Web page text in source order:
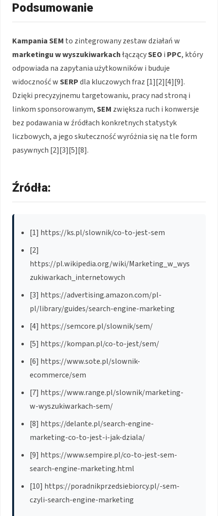
Podsumowanie
Kampania SEM to zintegrowany zestaw działań w
marketingu w wyszukiwarkachłączącySEOi PPC, który
odpowiada na zapytania użytkowników i buduje
widoczność wSERPdla kluczowych fraz [1][2][4][9].
Dzięki precyzyjnemu targetowaniu, pracy nad stroną i
linkom sponsorowanym,SEM zwiększa ruch i konwersje
bez podawania w źródłach konkretnych statystyk
liczbowych, a jego skuteczność wyróżnia się na tle form
pasywnych [2][3][5][8].
Źródła:
[1] https://ks.pl/slownik/co-to-jest-sem
[2]
https://pl.wikipedia.org/wiki/Marketing_w_wys
zukiwarkach_internetowych
[3] https://advertising.amazon.com/pl-
pl/library/guides/search-engine-marketing
[4] https://semcore.pl/slownik/sem/
[5] https://kompan.pl/co-to-jest/sem/
[6] https://www.sote.pl/slownik-
ecommerce/sem
[7] https://www.range.pl/slownik/marketing-
w-wyszukiwarkach-sem/
[8] https://delante.pl/search-engine-
marketing-co-to-jest-i-jak-dziala/
[9] https://www.sempire.pl/co-to-jest-sem-
search-engine-marketing.html
[10] https://poradnikprzedsiebiorcy.pl/-sem-
czyli-search-engine-marketing